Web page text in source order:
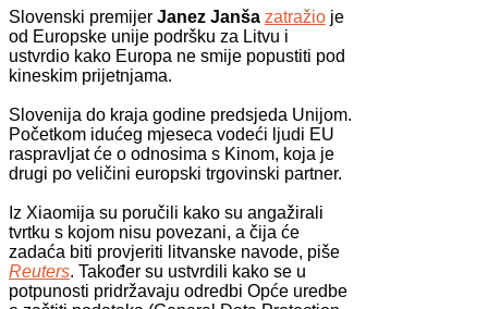
Slovenski premijer Janez Janša zatražio je
od Europske unije podršku za Litvu i
ustvrdio kako Europa ne smije popustiti pod
kineskim prijetnjama.
Slovenija do kraja godine predsjeda Unijom.
Početkom idućeg mjeseca vodeći ljudi EU
raspravljat će o odnosima s Kinom, koja je
drugi po veličini europski trgovinski partner.
Iz Xiaomija su poručili kako su angažirali
tvrtku s kojom nisu povezani, a čija će
zadaća biti provjeriti litvanske navode, piše
Reuters. Također su ustvrdili kako se u
potpunosti pridržavaju odredbi Opće uredbe